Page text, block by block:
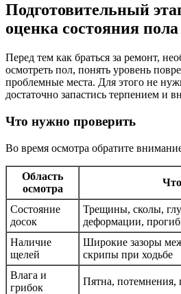
Подготовительный
оценка состояния пола
Перед тем как браться за ремонт,
осмотреть пол, понять уровень
проблемные места. Для этого не
достаточно запастись терпением и
Что нужно проверить
Во время осмотра обратите
Область
осмотра
Состояние
досок
Трещины, сколы,
деформации,
Наличие
щелей
Широкие зазоры
скрипы при ходьбе
Влага и
грибок
Пятна, потемнения,